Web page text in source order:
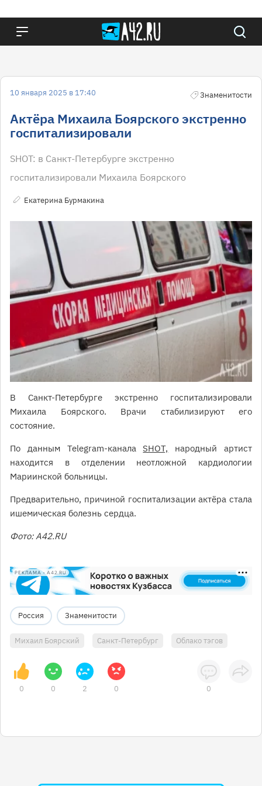
10 января 2025 в 17:40 Знаменитости
Актёра Михаила Боярского экстренно
госпитализировали
SHOT: в Санкт-Петербурге экстренно
госпитализировали Михаила Боярского
Екатерина Бурмакина
В Санкт-Петербурге экстренно госпитализировали
Михаила Боярского. Врачи стабилизируют его
состояние.
По данным Telegram-каналаSHOT, народный артист
находится в отделении неотложной кардиологии
Мариинской больницы.
Предварительно, причиной госпитализации актёра стала
ишемическая болезнь сердца.
Фото: А42.RU
РЕКЛАМА • A42.RU
Россия Знаменитости
Михаил Боярский Санкт-Петербург Облако тэгов
0 0 2 0 0